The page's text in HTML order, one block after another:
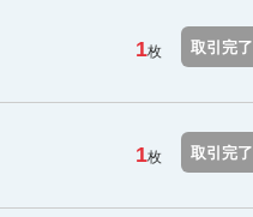
1枚 取引完了
1枚 取引完了